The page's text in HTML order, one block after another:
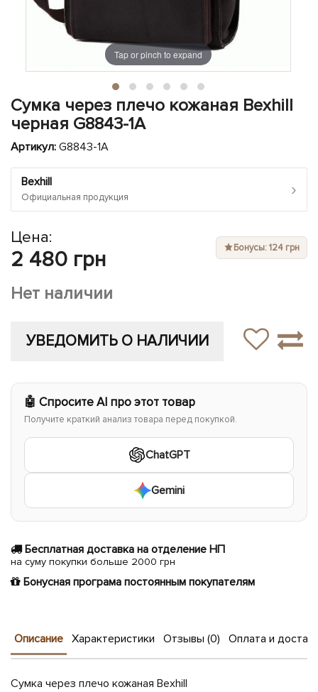
Показать все
Показать все
ЧЕХЛЫ ДЛЯ НОУТБУКОВ
Показать все
Tap or pinch to expand
Сумка через плечо кожаная Bexhill
черная G8843-1A
Артикул: G8843-1A
Bexhill
Официальная продукция ›
Цена:
2 480 грн Бонусы: 124 грн
Нет наличии
УВЕДОМИТЬ О НАЛИЧИИ
🤖 Спросите AI про этот товар
Получите краткий анализ товара перед покупкой.
ChatGPT
Gemini
Бесплатная доставка на отделение НП
на суму покупки больше 2000 грн
Бонусная програма постоянным покупателям
Описание Характеристики Отзывы (0) Оплата и
Сумка через плечо кожаная Bexhill